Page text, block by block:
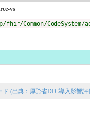
vs
Common/CodeSystem/
(出典：厚労省DPC導入影響評